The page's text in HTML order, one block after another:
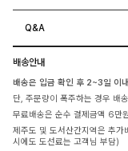
Q&A
배송안내
배송은 입금 확인 후 2~3일 이
단, 주문량이 폭주하는 경우 배
무료배송은 순수 결제금액 6만
제주도 및 도서산간지역은 추
시에도 도선료는 고객님 부담)